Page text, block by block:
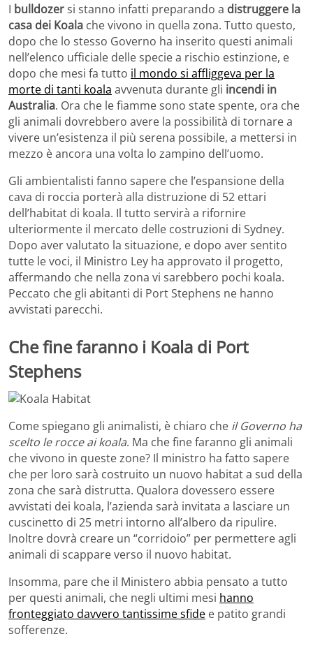
I bulldozersi stanno infatti preparando a distruggere la
casa dei Koala che vivono in quella zona. Tutto questo,
dopo che lo stesso Governo ha inserito questi animali
nell’elenco ufficiale delle specie a rischio estinzione, e
dopo che mesi fa tutto il mondo si affliggeva per la
morte di tanti koala avvenuta durante gli incendi in
Australia. Ora che le fiamme sono state spente, ora che
gli animali dovrebbero avere la possibilità di tornare a
vivere un’esistenza il più serena possibile, a mettersi in
mezzo è ancora una volta lo zampino dell’uomo.
Gli ambientalisti fanno sapere che l’espansione della
cava di roccia porterà alla distruzione di 52 ettari
dell’habitat di koala. Il tutto servirà a rifornire
ulteriormente il mercato delle costruzioni di Sydney.
Dopo aver valutato la situazione, e dopo aver sentito
tutte le voci, il Ministro Ley ha approvato il progetto,
affermando che nella zona vi sarebbero pochi koala.
Peccato che gli abitanti di Port Stephens ne hanno
avvistati parecchi.
Che fine faranno i Koala di Port
Stephens
Come spiegano gli animalisti, è chiaro che il Governo ha
scelto le rocce ai koala. Ma che fine faranno gli animali
che vivono in queste zone? Il ministro ha fatto sapere
che per loro sarà costruito un nuovo habitat a sud della
zona che sarà distrutta. Qualora dovessero essere
avvistati dei koala, l’azienda sarà invitata a lasciare un
cuscinetto di 25 metri intorno all’albero da ripulire.
Inoltre dovrà creare un “corridoio” per permettere agli
animali di scappare verso il nuovo habitat.
Insomma, pare che il Ministero abbia pensato a tutto
per questi animali, che negli ultimi mesi hanno
fronteggiato davvero tantissime sfide e patito grandi
sofferenze.